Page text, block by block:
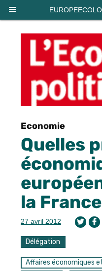
Economie
Quelles
la
27 avril 2012
Délégation
Affaires économiques